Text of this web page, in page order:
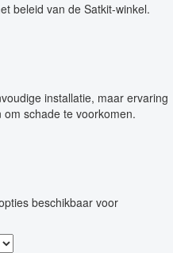
beleid van de Satkit-winkel.
installatie, maar ervaring
schade te voorkomen.
beschikbaar voor